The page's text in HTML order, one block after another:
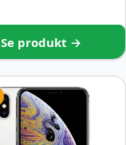
Se produkt →